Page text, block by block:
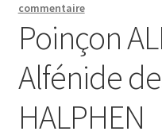
commentaire
Poinçon
Alfénide
HALPHEN